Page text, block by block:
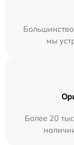
мы
Более 20